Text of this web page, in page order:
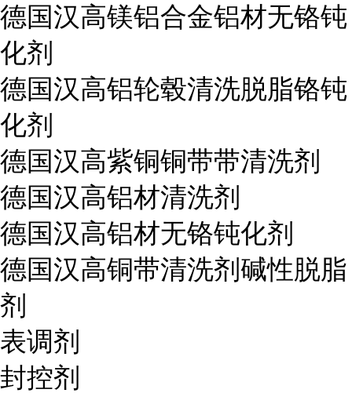
德国汉高镁铝合金铝材无铬钝
化剂
德国汉高铝轮毂清洗脱脂铬钝
化剂
德国汉高紫铜铜带带清洗剂
德国汉高铝材清洗剂
德国汉高铝材无铬钝化剂
德国汉高铜带清洗剂碱性脱脂
剂
表调剂
封控剂